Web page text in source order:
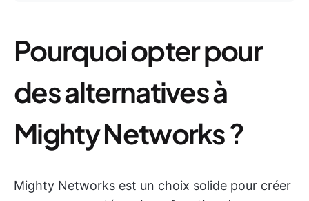
Pourquoi opter pour
des alternatives à
Mighty Networks ?
Mighty Networks est un choix solide pour créer